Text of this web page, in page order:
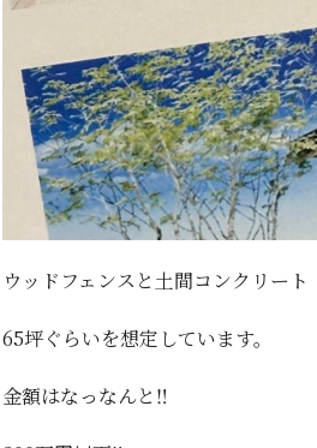
ウッドフェンスと土間コンクリート
65坪ぐらいを想定しています。
金額はなっなんと‼️